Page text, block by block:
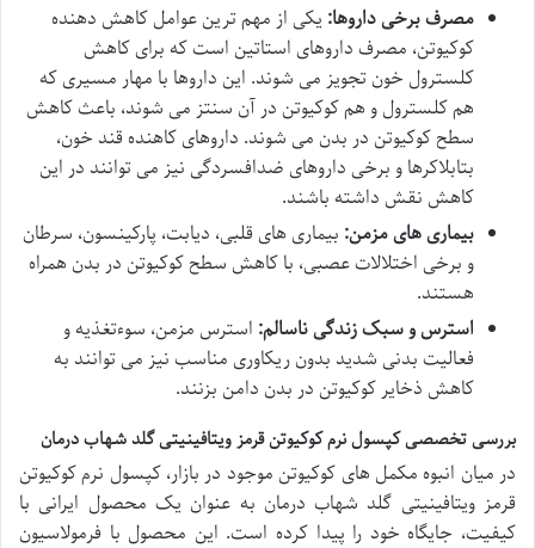
مصرف برخی داروها: یکی از مهم ترین عوامل کاهش دهنده
کوکیوتن، مصرف داروهای استاتین است که برای کاهش
کلسترول خون تجویز می شوند. این داروها با مهار مسیری که
هم کلسترول و هم کوکیوتن در آن سنتز می شوند، باعث کاهش
سطح کوکیوتن در بدن می شوند. داروهای کاهنده قند خون،
بتابلاکرها و برخی داروهای ضدافسردگی نیز می توانند در این
کاهش نقش داشته باشند.
بیماری های مزمن: بیماری های قلبی، دیابت، پارکینسون، سرطان
و برخی اختلالات عصبی، با کاهش سطح کوکیوتن در بدن همراه
هستند.
استرس و سبک زندگی ناسالم: استرس مزمن، سوءتغذیه و
فعالیت بدنی شدید بدون ریکاوری مناسب نیز می توانند به
کاهش ذخایر کوکیوتن در بدن دامن بزنند.
بررسی تخصصی کپسول نرم کوکیوتن قرمز ویتافینیتی گلد شهاب درمان
در میان انبوه مکمل های کوکیوتن موجود در بازار، کپسول نرم کوکیوتن
قرمز ویتافینیتی گلد شهاب درمان به عنوان یک محصول ایرانی با
کیفیت، جایگاه خود را پیدا کرده است. این محصول با فرمولاسیون